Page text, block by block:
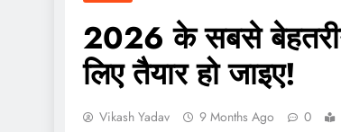
2026 के सबसे
लिए तैयार हो जाइए!
Vikash Yadav 9 Months Ago 0